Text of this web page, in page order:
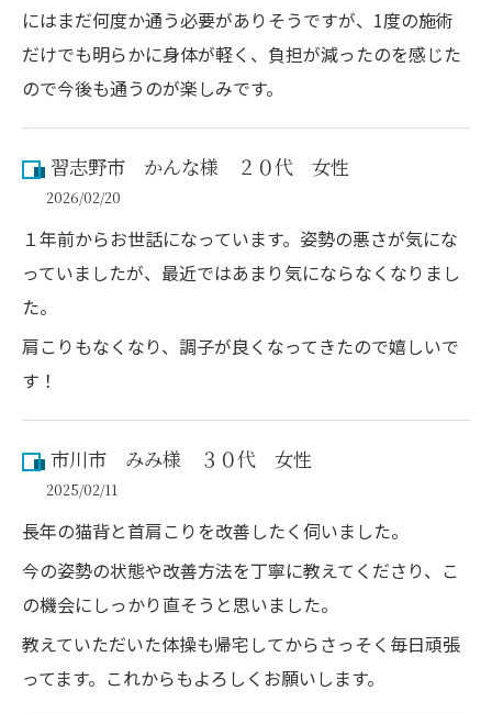
にはまだ何度か通う必要がありそうですが、1度の施術
だけでも明らかに身体が軽く、負担が減ったのを感じた
ので今後も通うのが楽しみです。
習志野市 かんな様 ２０代 女性
2026/02/20
１年前からお世話になっています。姿勢の悪さが気にな
っていましたが、最近ではあまり気にならなくなりまし
た。
肩こりもなくなり、調子が良くなってきたので嬉しいで
す！
市川市 みみ様 ３０代 女性
2025/02/11
長年の猫背と首肩こりを改善したく伺いました。
今の姿勢の状態や改善方法を丁寧に教えてくださり、こ
の機会にしっかり直そうと思いました。
教えていただいた体操も帰宅してからさっそく毎日頑張
ってます。これからもよろしくお願いします。